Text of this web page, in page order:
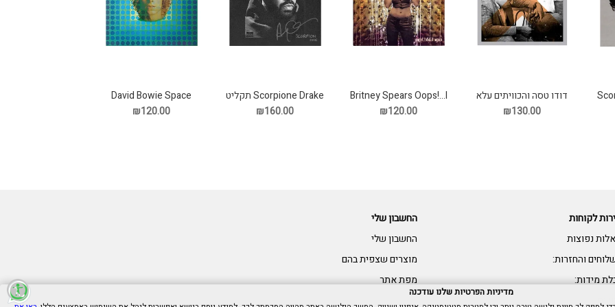
דודו טסה והכוויתים עלא
שוואטי תקליט
₪130.00
Britney Spears Oops!...I
Did It Again תקליט
₪120.00
Scorpione Drake תקליט
₪160.00
David Bowie Space
Oddity תקליט
₪120.00
לקוחות
נפוצות
והחזרות:
מידות:
החשבון שלי
החשבון שלי
מוצרים שצפית בהם
מפת אתר
מדיניות הפרטיות שלנו עודכנה